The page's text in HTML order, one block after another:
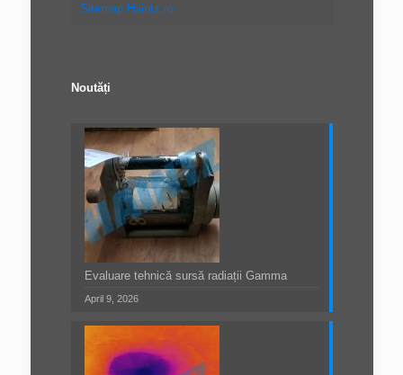
Sitemap Haintz.ro
Noutăți
Evaluare tehnică sursă radiații Gamma
April 9, 2026